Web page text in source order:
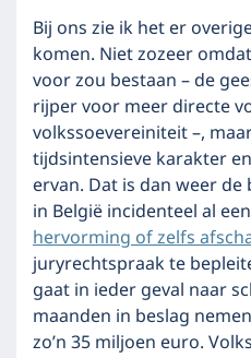
Bij ons zie ik het er
komen. Niet zozeer
voor zou bestaan – de
rijper voor meer directe
volkssoevereiniteit –,
tijdsintensieve karakter
ervan. Dat is dan weer
in België incidenteel al
hervorming of zelfs
juryrechtspraak te
gaat in ieder geval naar
maanden in beslag
zo’n 35 miljoen euro.